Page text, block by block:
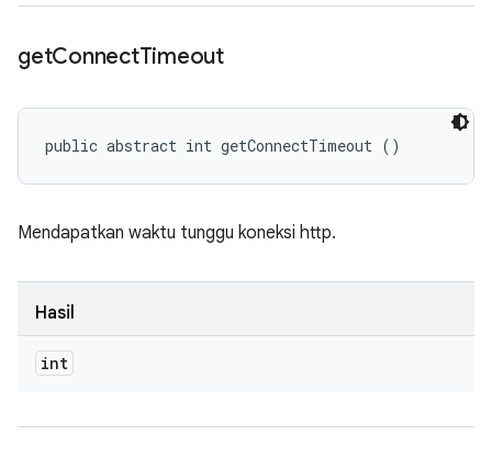
getConnectTimeout
public abstract int getConnectTimeout ()
Mendapatkan waktu tunggu koneksi http.
Hasil
int